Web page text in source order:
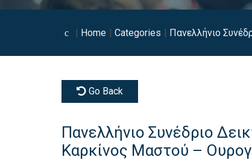
Home Categories Πανελλήνιο
Go Back
Πανελλήνιο Συνέδριο
Καρκίνος Μαστού –